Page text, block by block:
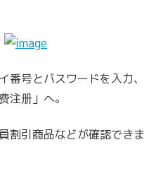
番号とパスワードを入力、
注册」へ。
割引商品などが確認できま